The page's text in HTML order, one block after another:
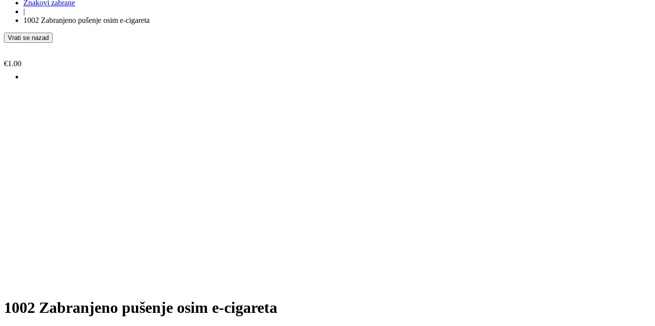
Znakovi zabrane
|
1002 Zabranjeno pušenje osim e-cigareta
Vrati se nazad
€1.00
1002 Zabranjeno pušenje osim e-cigareta